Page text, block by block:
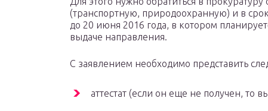
(транспортную, природоохранную) и в
до 20 июня 2016 года, в котором
выдаче направления.
С заявлением необходимо представить
аттестат (если он еще не получен, то